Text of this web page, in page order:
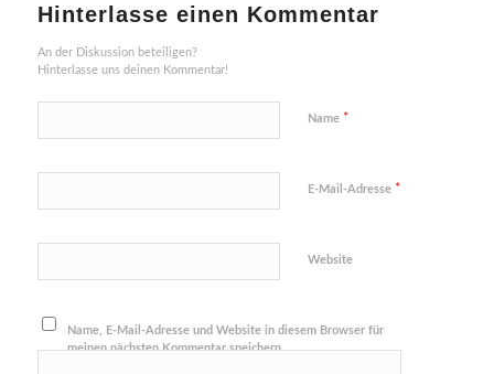
Hinterlasse einen Kommentar
An der Diskussion beteiligen?
Hinterlasse uns deinen Kommentar!
Name *
E-Mail-Adresse *
Website
Name, E-Mail-Adresse und Website in diesem Browser für
meinen nächsten Kommentar speichern.